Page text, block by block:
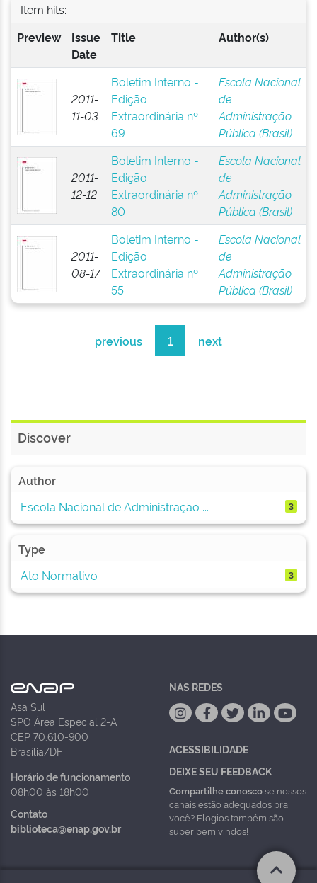
Item hits:
Preview
Issue
Date
Title Author(s)
2011-
11-03
Boletim Interno -
Edição
Extraordinária nº
69
Escola Nacional
de
Administração
Pública (Brasil)
2011-
12-12
Boletim Interno -
Edição
Extraordinária nº
80
Escola Nacional
de
Administração
Pública (Brasil)
2011-
08-17
Boletim Interno -
Edição
Extraordinária nº
55
Escola Nacional
de
Administração
Pública (Brasil)
previous 1 next
Discover
Author
Escola Nacional de Administração ...
3
Type
Ato Normativo
3
Asa Sul
SPO Área Especial 2-A
CEP 70.610-900
Brasília/DF
Horário de funcionamento
08h00 às 18h00
Contato
biblioteca@enap.gov.br
NAS REDES
ACESSIBILIDADE
DEIXE SEU FEEDBACK
Compartilhe conoscose nossos
canais estão adequados pra
você? Elogios também são
super bem vindos!